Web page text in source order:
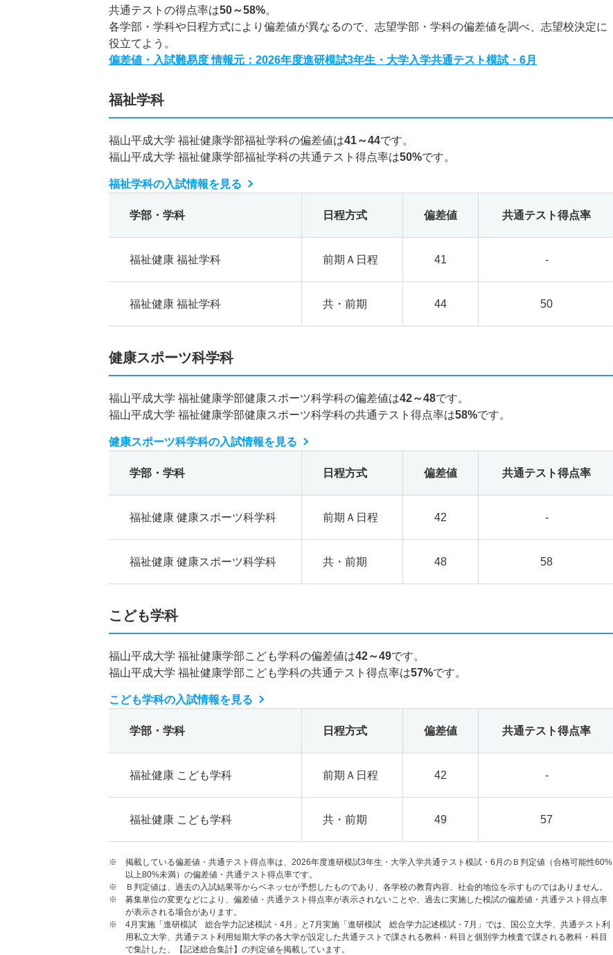
共通テストの得点率は50～58%。
各学部・学科や日程方式により偏差値が異なるので、志望学部・学科の偏差値を調べ、志望校決定に
役立てよう。
偏差値・入試難易度 情報元：2026年度進研模試3年生・大学入学共通テスト模試・6月
福祉学科
福山平成大学 福祉健康学部福祉学科の偏差値は41～44です。
福山平成大学 福祉健康学部福祉学科の共通テスト得点率は50%です。
福祉学科の入試情報を見る
学部・学科 日程方式 偏差値 共通テスト得点率
福祉健康 福祉学科 前期Ａ日程 41 -
福祉健康 福祉学科 共・前期 44 50
健康スポーツ科学科
福山平成大学 福祉健康学部健康スポーツ科学科の偏差値は42～48です。
福山平成大学 福祉健康学部健康スポーツ科学科の共通テスト得点率は58%です。
健康スポーツ科学科の入試情報を見る
学部・学科 日程方式 偏差値 共通テスト得点率
福祉健康 健康スポーツ科学科 前期Ａ日程 42 -
福祉健康 健康スポーツ科学科 共・前期 48 58
こども学科
福山平成大学 福祉健康学部こども学科の偏差値は42～49です。
福山平成大学 福祉健康学部こども学科の共通テスト得点率は57%です。
こども学科の入試情報を見る
学部・学科 日程方式 偏差値 共通テスト得点率
福祉健康 こども学科 前期Ａ日程 42 -
福祉健康 こども学科 共・前期 49 57
※ 掲載している偏差値・共通テスト得点率は、2026年度進研模試3年生・大学入学共通テスト模試・6月のＢ判定値（合格可能性60%
以上80%未満）の偏差値・共通テスト得点率です。
※ Ｂ判定値は、過去の入試結果等からベネッセが予想したものであり、各学校の教育内容、社会的地位を示すものではありません。
※ 募集単位の変更などにより、偏差値・共通テスト得点率が表示されないことや、過去に実施した模試の偏差値・共通テスト得点率
が表示される場合があります。
※ 4月実施「進研模試 総合学力記述模試・4月」と7月実施「進研模試 総合学力記述模試・7月」では、国公立大学、共通テスト利
用私立大学、共通テスト利用短期大学の各大学が設定した共通テストで課される教科・科目と個別学力検査で課される教科・科目
で集計した、【記述総合集計】の判定値を掲載しています。